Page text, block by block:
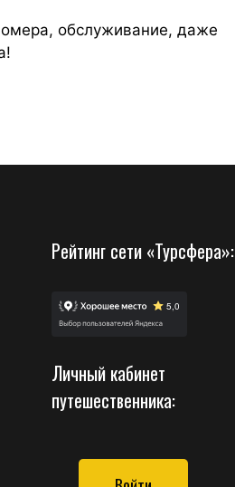
обслуживание, даже
Рейтинг сети «Турсфера»:
Личный кабинет
путешественника: